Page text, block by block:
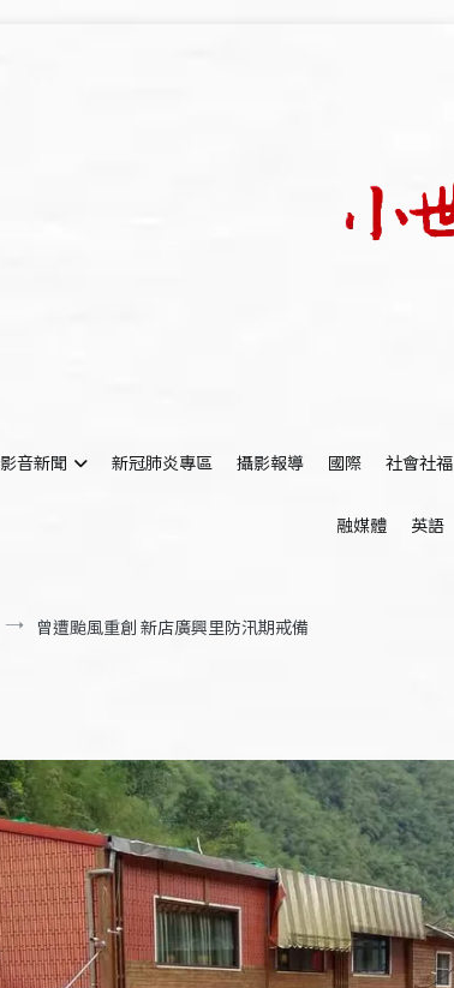
影音新聞 新冠肺炎專區 攝影報導 國際 社會社福
融媒體 英語
曾遭颱風重創 新店廣興里防汛期戒備